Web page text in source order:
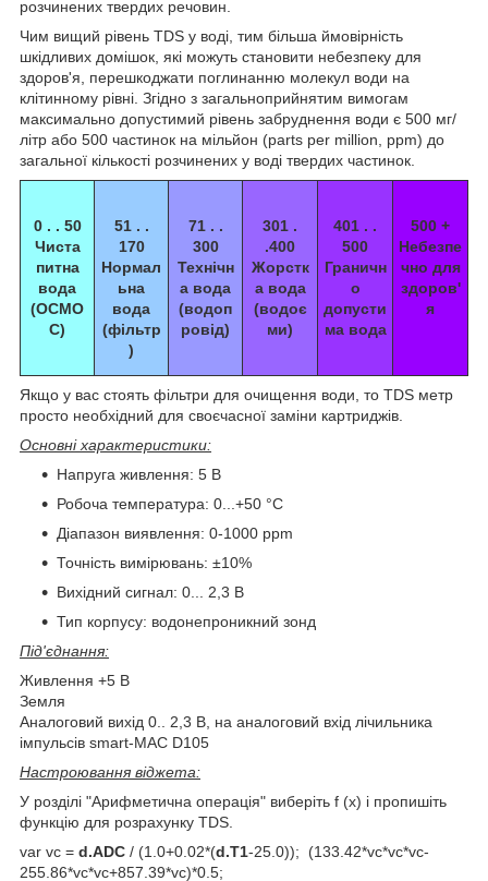
розчинених твердих речовин.
Чим вищий рівень TDS у воді, тим більша ймовірність
шкідливих домішок, які можуть становити небезпеку для
здоров'я, перешкоджати поглинанню молекул води на
клітинному рівні. Згідно з загальноприйнятим вимогам
максимально допустимий рівень забруднення води є 500 мг/
літр або 500 частинок на мільйон (parts per million, ppm) до
загальної кількості розчинених у воді твердих частинок.
0 . . 50
Чиста
питна
вода
(ОСМО
С)
51 . .
170
Нормал
ьна
вода
(фільтр
)
71 . .
300
Технічн
а вода
(водоп
ровід)
301 .
.400
Жорстк
а вода
(водоє
ми)
401 . .
500
Граничн
о
допусти
ма вода
500 +
Небезпе
чно для
здоров'
я
Якщо у вас стоять фільтри для очищення води, то TDS метр
просто необхідний для своєчасної заміни картриджів.
Основні характеристики:
Напруга живлення: 5 В
Робоча температура: 0...+50 °С
Діапазон виявлення: 0-1000 ppm
Точність вимірювань: ±10%
Вихідний сигнал: 0... 2,3 В
Тип корпусу: водонепроникний зонд
Під'єднання:
Живлення +5 В
Земля
Аналоговий вихід 0.. 2,3 В, на аналоговий вхід лічильника
імпульсів smart-MAC D105
Настроювання віджета:
У розділі "Арифметична операція" виберіть f (x) і пропишіть
функцію для розрахунку TDS.
var vc = d.ADC / (1.0+0.02*(d.T1-25.0)); (133.42*vc*vc*vc-
255.86*vc*vc+857.39*vc)*0.5;